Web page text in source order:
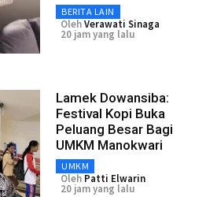
BERITA LAIN
OlehVerawati Sinaga
20 jam yang lalu
Lamek Dowansiba:
Festival Kopi Buka
Peluang Besar Bagi
UMKM Manokwari
UMKM
Oleh Patti Elwarin
20 jam yang lalu